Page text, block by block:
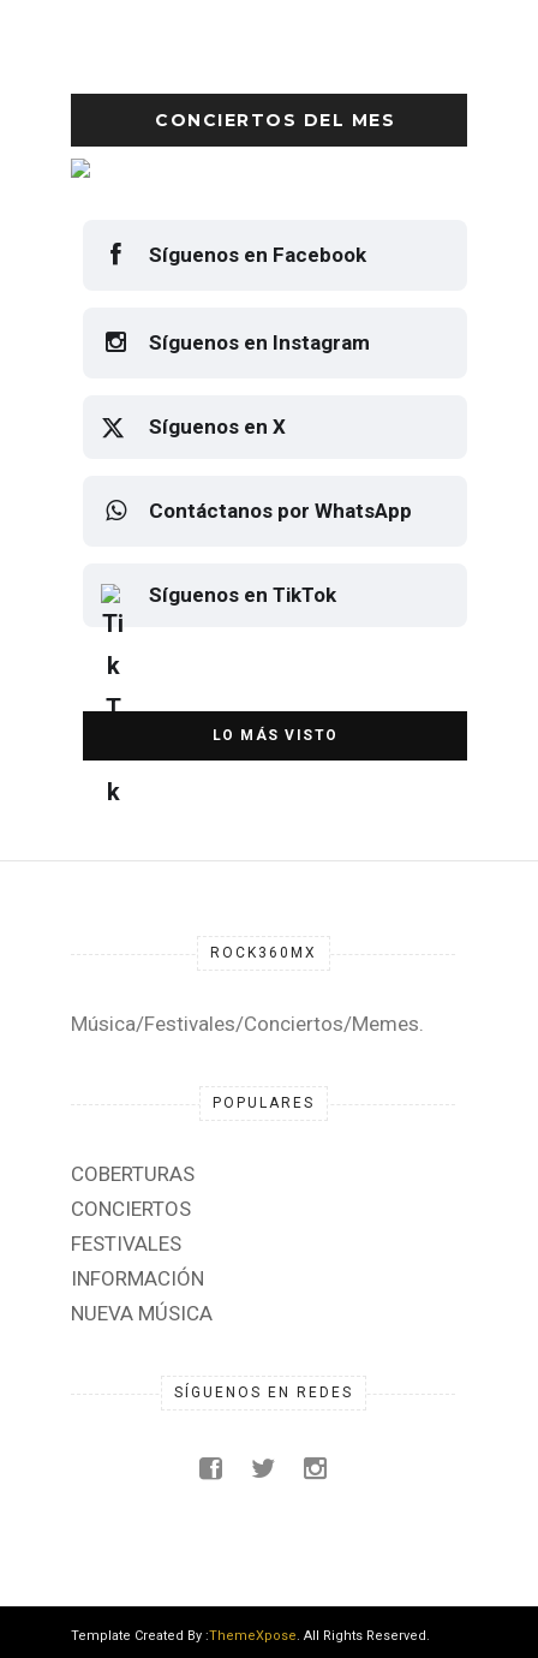
CONCIERTOS DEL MES
Síguenos en Facebook
Síguenos en Instagram
Síguenos en X
Contáctanos por WhatsApp
Síguenos en TikTok
DESTACADA
Elton John regresa a CDMX para
despedirse en el Estadio Banorte
ROCK360MX
Música/Festivales/Conciertos/Memes.
POPULARES
COBERTURAS
CONCIERTOS
FESTIVALES
INFORMACIÓN
NUEVA MÚSICA
SÍGUENOS EN REDES
Template Created By :ThemeXpose. All Rights Reserved.